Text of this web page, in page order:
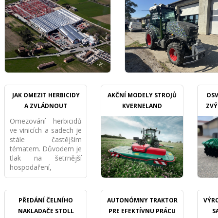
JAK OMEZIT HERBICIDY
A ZVLÁDNOUT
PŘÍKMENNÝ PÁS
MECHANICKY VE VINICI I
SADU
Omezování herbicidů
ve vinicích a sadech je
stále častějším
tématem. Důvodem je
tlak na šetrnější
hospodaření,
požadavky
ochrana půdy i snaha
snížit závislost na
chemii. Nejde však
AKČNÍ MODELY STROJŮ
KVERNELAND
PŘEDÁNÍ ČELNÍHO
NAKLADAČE STOLL
AUTONÓMNY TRAKTOR
PRE EFEKTÍVNU PRÁCU